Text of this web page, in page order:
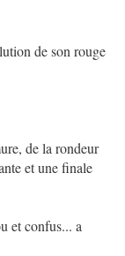
de son rouge
de la rondeur
et une finale
et confus... a